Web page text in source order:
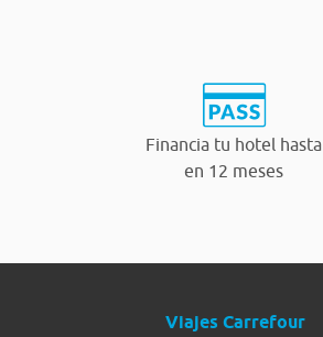
Financia tu hotel hasta
en 12 meses
Viajes Carrefour